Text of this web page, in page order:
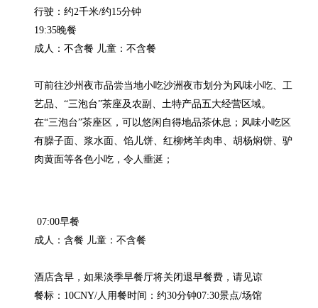
行驶：约2千米/约15分钟
19:35晚餐
成人：不含餐 儿童：不含餐
可前往沙州夜市品尝当地小吃沙洲夜市划分为风味小吃、工
艺品、“三泡台”茶座及农副、土特产品五大经营区域。
在“三泡台”茶座区，可以悠闲自得地品茶休息；风味小吃区
有臊子面、浆水面、馅儿饼、红柳烤羊肉串、胡杨焖饼、驴
07:00早餐
成人：含餐 儿童：不含餐
酒店含早，如果淡季早餐厅将关闭退早餐费，请见谅
餐标：10CNY/人用餐时间：约30分钟07:30景点/场馆